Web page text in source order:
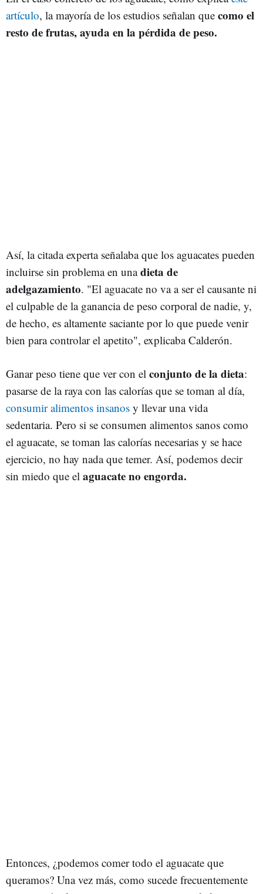
artículo, la mayoría de los estudios señalan que como el
resto de frutas, ayuda en la pérdida de peso.
Así, la citada experta señalaba que los aguacates pueden
incluirse sin problema en unadieta de
adelgazamiento. "El aguacate no va a ser el causante ni
el culpable de la ganancia de peso corporal de nadie, y,
de hecho, es altamente saciante por lo que puede venir
bien para controlar el apetito", explicaba Calderón.
Ganar peso tiene que ver con el conjunto de la dieta:
pasarse de la raya con las calorías que se toman al día,
consumir alimentos insanos y llevar una vida
sedentaria. Pero si se consumen alimentos sanos como
el aguacate, se toman las calorías necesarias y se hace
ejercicio, no hay nada que temer. Así, podemos decir
sin miedo que el aguacate no engorda.
Entonces, ¿podemos comer todo el aguacate que
queramos? Una vez más, como sucede frecuentemente